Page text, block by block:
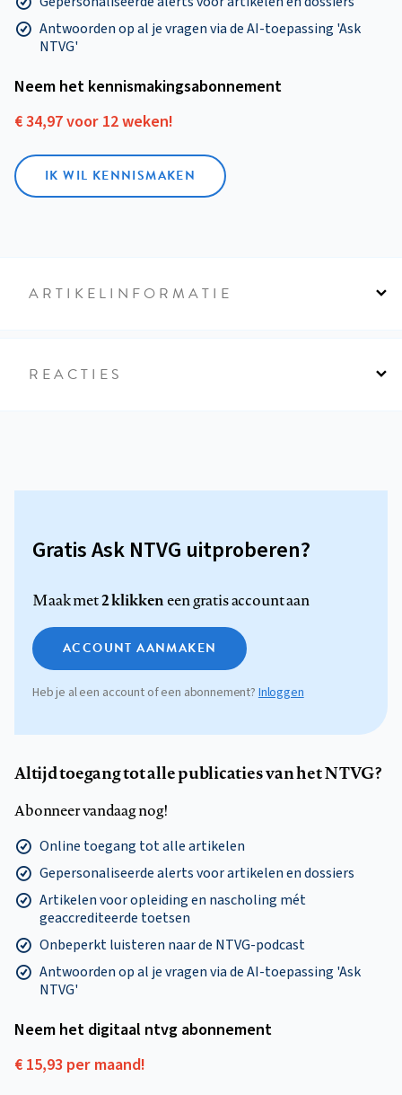
Antwoorden op al je vragen via de AI-toepassing 'Ask
NTVG'
Neem het kennismakings­abonnement
€ 34,97 voor 12 weken!
IK WIL KENNISMAKEN
ARTIKELINFORMATIE
REACTIES
Gratis Ask NTVG uitproberen?
Maak met2 klikkeneen gratis account aan
ACCOUNT AANMAKEN
Heb je al een account of een abonnement?Inloggen
Altijd toegang tot alle publicaties van het NTVG?
Abonneer vandaag nog!
Online toegang tot alle artikelen
Gepersonaliseerde alerts voor artikelen en dossiers
Artikelen voor opleiding en nascholing mét
geaccrediteerde toetsen
Onbeperkt luisteren naar de NTVG-podcast
Antwoorden op al je vragen via de AI-toepassing 'Ask
NTVG'
Neem het digitaal ntvg abonnement
€ 15,93 per maand!